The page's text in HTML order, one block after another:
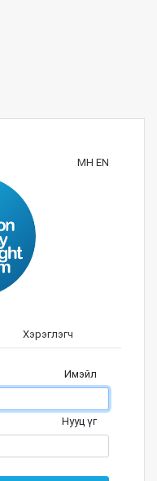
МН EN
Хэрэглэгч
Имэйл
Нууц үг